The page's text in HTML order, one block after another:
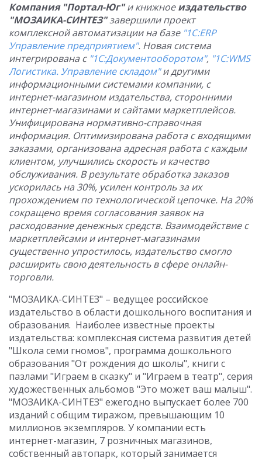
Компания "Портал-Юг"и книжноеиздательство
"МОЗАИКА-СИНТЕЗ"завершили проект
комплексной автоматизации на базе "1С:ERP
Управление предприятием". Новая система
интегрирована с "1С:Документооборотом", "1С:WMS
Логистика. Управление складом"и другими
информационными системами компании, с
интернет-магазином издательства, сторонними
интернет-магазинами и сайтами маркетплейсов.
Унифицирована нормативно-справочная
информация. Оптимизирована работа с входящими
заказами, организована адресная работа с каждым
клиентом, улучшились скорость и качество
обслуживания. В результате обработка заказов
ускорилась на 30%, усилен контроль за их
прохождением по технологической цепочке. На 20%
сокращено время согласования заявок на
расходование денежных средств. Взаимодействие с
маркетплейсами и интернет-магазинами
существенно упростилось, издательство смогло
расширить свою деятельность в сфере онлайн-
торговли.
"МОЗАИКА-СИНТЕЗ" – ведущее российское
издательство в области дошкольного воспитания и
образования. Наиболее известные проекты
издательства: комплексная система развития детей
"Школа семи гномов", программа дошкольного
образования "От рождения до школы", книги с
пазлами "Играем в сказку" и "Играем в театр", серия
художественных альбомов "Это может ваш малыш".
"МОЗАИКА-СИНТЕЗ" ежегодно выпускает более 700
изданий с общим тиражом, превышающим 10
миллионов экземпляров. У компании есть
интернет-магазин, 7 розничных магазинов,
собственный автопарк, который занимается